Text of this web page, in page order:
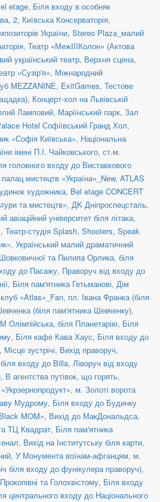
etage, Біля входу в особняк
2, Київська Консерваторія,
України, Stereo Plaza_малий
, Театр «МежIIIКолон» (Актова
український театр, Верхня сцена,
«Сузір'я», Міжнародний
MEZZANINE, ExitGames, Тестове
, Концерт-хол на Львівській
Ламповий, Маріїнський парк, Зал
Hotel Софіївський Гранд Хол,
«Софія Київська», Національна
імені П.І. Чайковського, ст.м.
головного входу до Виставкового
мистецтв «Україна»_New, ATLAS
художника, Bel etage CONCERT
та мистецтв», ДK Дніпроспецсталь,
авіаційний університет біля літака,
, Театр-студія Splash, Shooters, Speak
, Український малий драматичний
та Пилипа Орлика, біля
до Пасажу, Праворуч від входу до
, Біля пам'ятника Гетьманові, Дім
«Atlas»_Fan, пл. Івана Франка (біля
(біля пам'ятника Шевченку),
М Олімпійська, біля Планетарію, Біля
, Біля кафе Кава Хаус, Біля входу до
, Місце зустрічі, Вихід праворуч,
входу до Billa, Ліворуч від входу
, В агентства путівок, що горять,
, м. Золоті ворота
Мудрому, Біля входу до Будинку
MOM», Вихід до МакДональдса,
ТЦ Квадрат, Біля пам'ятника
, Вихід на Інститутську біля карти,
, У Монумента воїнам-афганцям, м.
біля входу до фунікулера праворуч),
та Голохвістому, Біля входу
центрального входу до Національного